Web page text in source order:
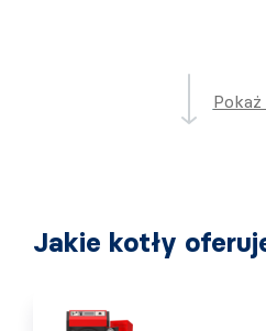
Jakie kotły